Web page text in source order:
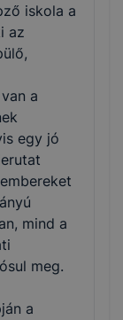
iskola a
az
a
egy jó
mind a
meg.
a